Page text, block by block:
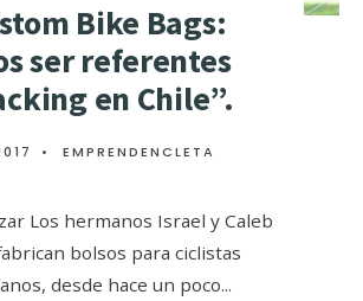
Bike Bags:
ser referentes
en Chile”.
• EMPRENDENCLETA
Los hermanos Israel y Caleb
bolsos para ciclistas
desde hace un poco...